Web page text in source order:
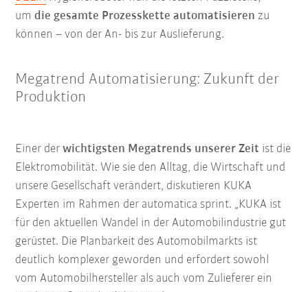
umdie gesamte Prozesskette automatisieren zu
können – von der An- bis zur Auslieferung.
Megatrend Automatisierung: Zukunft der
Produktion
Einer derwichtigsten Megatrends unserer Zeit ist die
Elektromobilität. Wie sie den Alltag, die Wirtschaft und
unsere Gesellschaft verändert, diskutieren KUKA
Experten im Rahmen der automatica sprint. „KUKA ist
für den aktuellen Wandel in der Automobilindustrie gut
gerüstet. Die Planbarkeit des Automobilmarkts ist
deutlich komplexer geworden und erfordert sowohl
vom Automobilhersteller als auch vom Zulieferer ein